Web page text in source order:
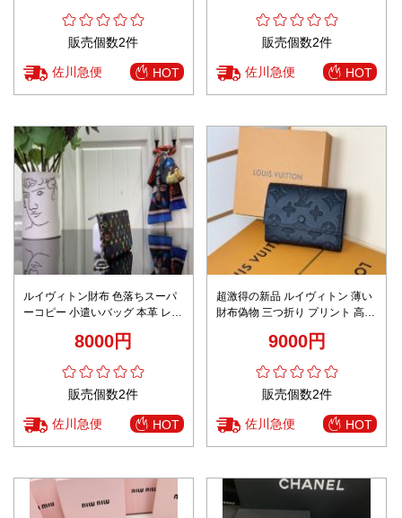
販売個数2件
佐川急便 HOT
販売個数2件
佐川急便 HOT
ルイヴィトン財布 色落ちスーパ
ーコピー 小遣いバッグ 本革 レザ
8000円
販売個数2件
佐川急便 HOT
超激得の新品 ルイヴィトン 薄い
財布偽物 三つ折り プリント 高級
9000円
販売個数2件
佐川急便 HOT